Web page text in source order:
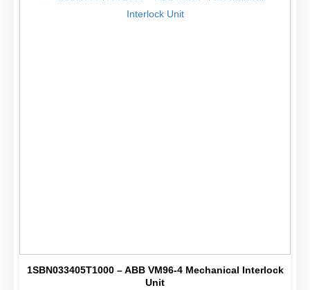
1SBN033405T1000 – ABB VM96-4 Mechanical Interlock
Unit